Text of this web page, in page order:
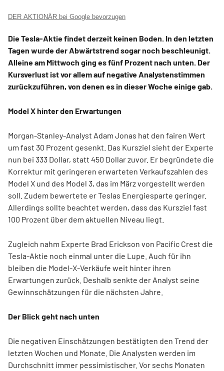
DER AKTIONÄR bei Google bevorzugen
Die Tesla-Aktie findet derzeit keinen Boden. In den letzten
Tagen wurde der Abwärtstrend sogar noch beschleunigt.
Alleine am Mittwoch ging es fünf Prozent nach unten. Der
Kursverlust ist vor allem auf negative Analystenstimmen
zurückzuführen, von denen es in dieser Woche einige gab.
Model X hinter den Erwartungen
Morgan-Stanley-Analyst Adam Jonas hat den fairen Wert
um fast 30 Prozent gesenkt. Das Kursziel sieht der Experte
nun bei 333 Dollar, statt 450 Dollar zuvor. Er begründete die
Korrektur mit geringeren erwarteten Verkaufszahlen des
Model X und des Model 3, das im März vorgestellt werden
soll. Zudem bewertete er Teslas Energiesparte geringer.
Allerdings sollte beachtet werden, dass das Kursziel fast
100 Prozent über dem aktuellen Niveau liegt.
Zugleich nahm Experte Brad Erickson von Pacific Crest die
Tesla-Aktie noch einmal unter die Lupe. Auch für ihn
bleiben die Model-X-Verkäufe weit hinter ihren
Erwartungen zurück. Deshalb senkte der Analyst seine
Gewinnschätzungen für die nächsten Jahre.
Der Blick geht nach unten
Die negativen Einschätzungen bestätigten den Trend der
letzten Wochen und Monate. Die Analysten werden im
Durchschnitt immer pessimistischer. Vor sechs Monaten